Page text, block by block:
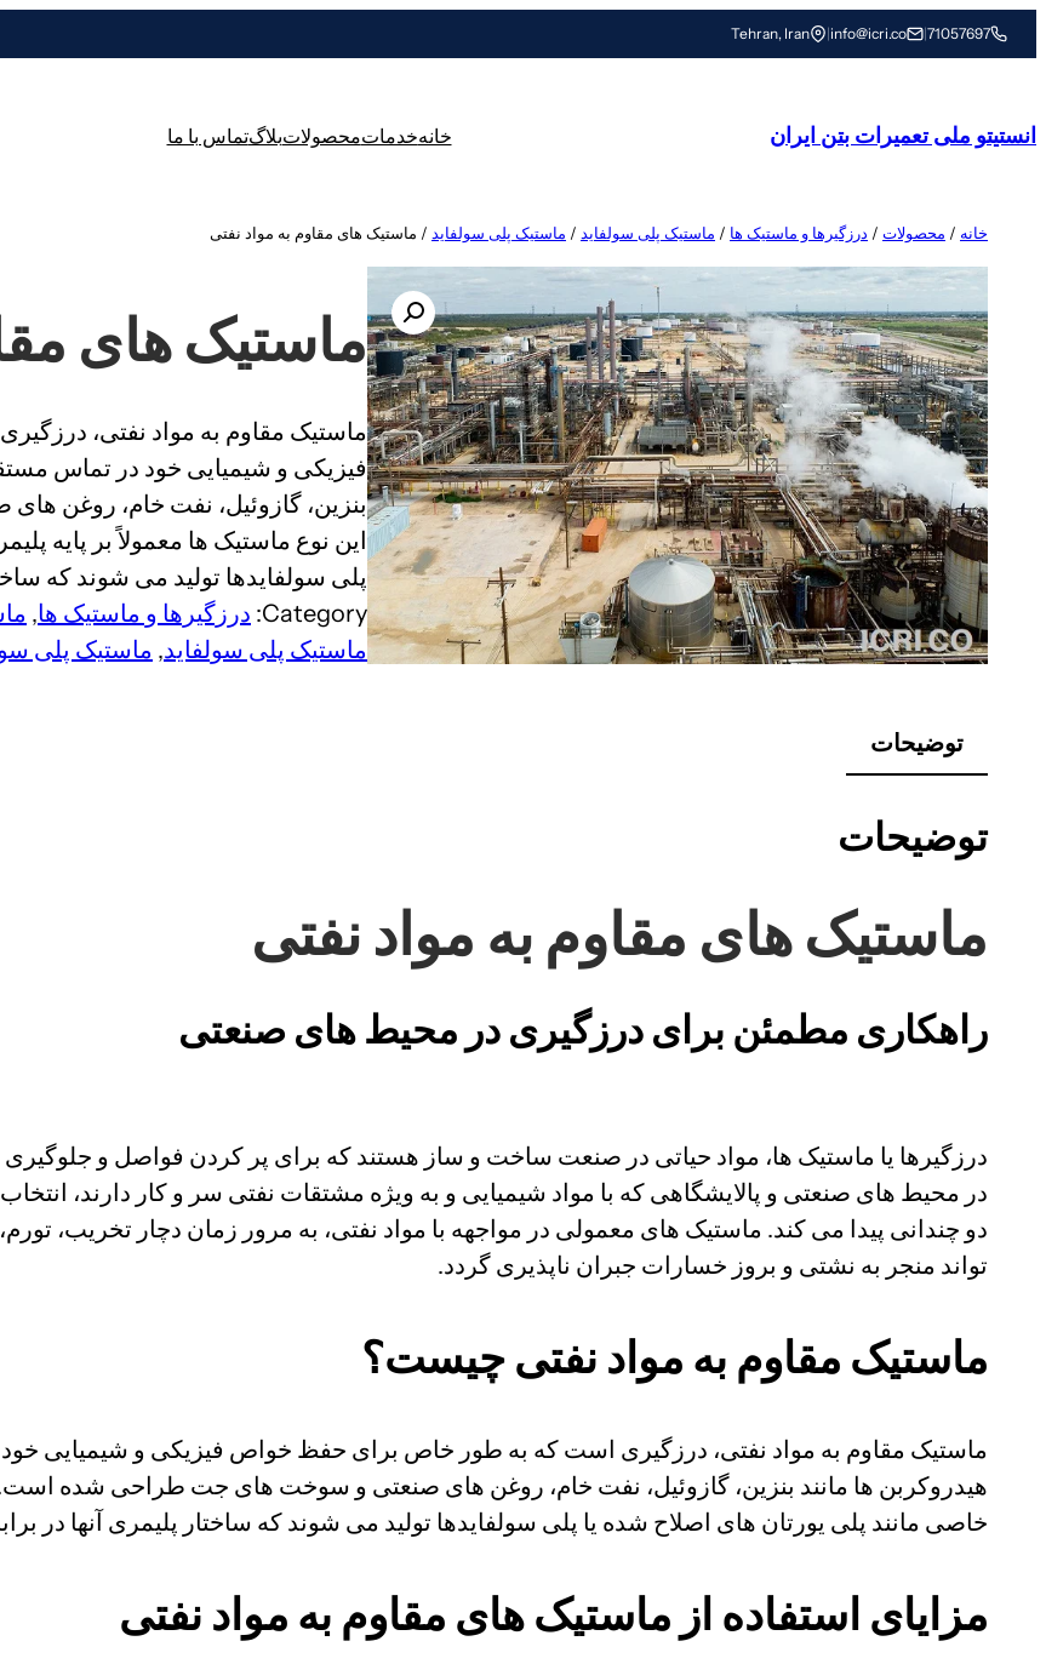
رفتن
به
71057697
|
info@icri.co
|
Tehran, Iran
انستیتو ملی تعمیرات بتن ایران خانهخدماتمحصولاتبلاگتماس با ما
خانه / محصولات / درزگیرها و ماستیک ها / ماستیک پلی سولفاید / ماستیک پلی سولفاید / ماستیک های مقاوم به مواد نفتی
ماستیک های
ماستیک مقاوم به مواد نفتی،
فیزیکی و شیمیایی خود در تماس
بنزین، گازوئیل، نفت خام،
این نوع ماستیک ها معمولاً بر پایه
پلی سولفایدها تولید می شوند که
Category: درزگیرها و ماستیک ها,
ماستیک پلی سولفاید, ماستیک پلی
توضیحات
توضیحات
ماستیک های مقاوم به مواد نفتی
راهکاری مطمئن برای درزگیری در محیط های صنعتی
درزگیرها یا ماستیک ها، مواد حیاتی در صنعت ساخت و ساز هستند که برای پر کردن فواصل و جلوگیری
در محیط های صنعتی و پالایشگاهی که با مواد شیمیایی و به ویژه مشتقات نفتی سر و کار دارند،
دو چندانی پیدا می کند. ماستیک های معمولی در مواجهه با مواد نفتی، به مرور زمان دچار تخریب،
تواند منجر به نشتی و بروز خسارات جبران ناپذیری گردد.
ماستیک مقاوم به مواد نفتی چیست؟
ماستیک مقاوم به مواد نفتی، درزگیری است که به طور خاص برای حفظ خواص فیزیکی و شیمیایی خود
هیدروکربن ها مانند بنزین، گازوئیل، نفت خام، روغن های صنعتی و سوخت های جت طراحی شده است.
خاصی مانند پلی یورتان های اصلاح شده یا پلی سولفایدها تولید می شوند که ساختار پلیمری آنها در
مزایای استفاده از ماستیک های مقاوم به مواد نفتی